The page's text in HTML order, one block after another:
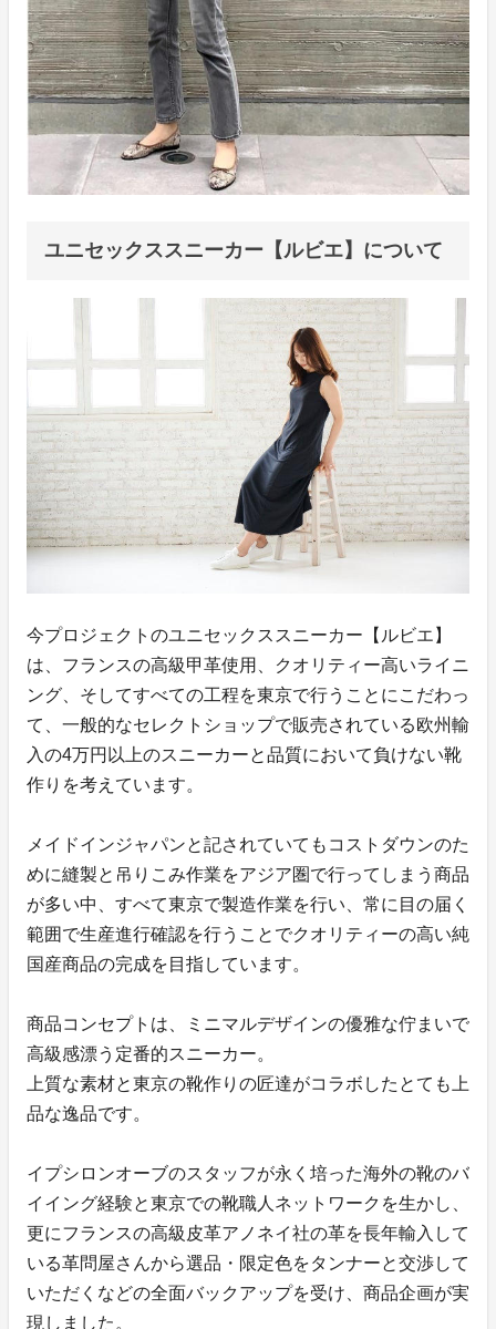
ユニセックススニーカー【ルビエ】について
今プロジェクトのユニセックススニーカー【ルビエ】
は、フランスの高級甲革使用、クオリティー高いライニ
ング、そしてすべての工程を東京で行うことにこだわっ
て、一般的なセレクトショップで販売されている欧州輸
入の4万円以上のスニーカーと品質において負けない靴
作りを考えています。
メイドインジャパンと記されていてもコストダウンのた
めに縫製と吊りこみ作業をアジア圏で行ってしまう商品
が多い中、すべて東京で製造作業を行い、常に目の届く
範囲で生産進行確認を行うことでクオリティーの高い純
国産商品の完成を目指しています。
商品コンセプトは、ミニマルデザインの優雅な佇まいで
高級感漂う定番的スニーカー。
上質な素材と東京の靴作りの匠達がコラボしたとても上
品な逸品です。
イプシロンオーブのスタッフが永く培った海外の靴のバ
イイング経験と東京での靴職人ネットワークを生かし、
更にフランスの高級皮革アノネイ社の革を長年輸入して
いる革問屋さんから選品・限定色をタンナーと交渉して
いただくなどの全面バックアップを受け、商品企画が実
現しました。